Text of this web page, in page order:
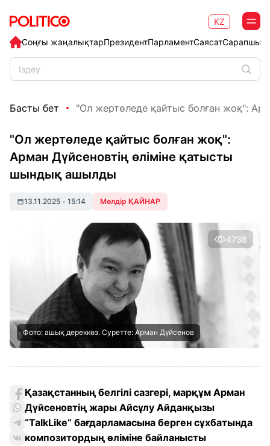
Соңғы жаңалықтарПрезидентПарламентСаясат
KZ
Басты бет "Ол жертөледе қайтыс болған жоқ":
"Ол жертөледе қайтыс болған жоқ":
Арман Дүйсеновтің өліміне қатысты
шындық ашылды
13.11.2025 • 15:14 Мөлдір ҚАЙНАР
4738
Фото: ашық дереккөз. Суретте: Арман Дүйсенов
Қазақстанның белгілі сазгері, марқұм Арман
Дүйсеновтің жары Айсұлу Айданқызы
“TalkLike” бағдарламасына берген сұхбатында
композитордың өліміне байланысты